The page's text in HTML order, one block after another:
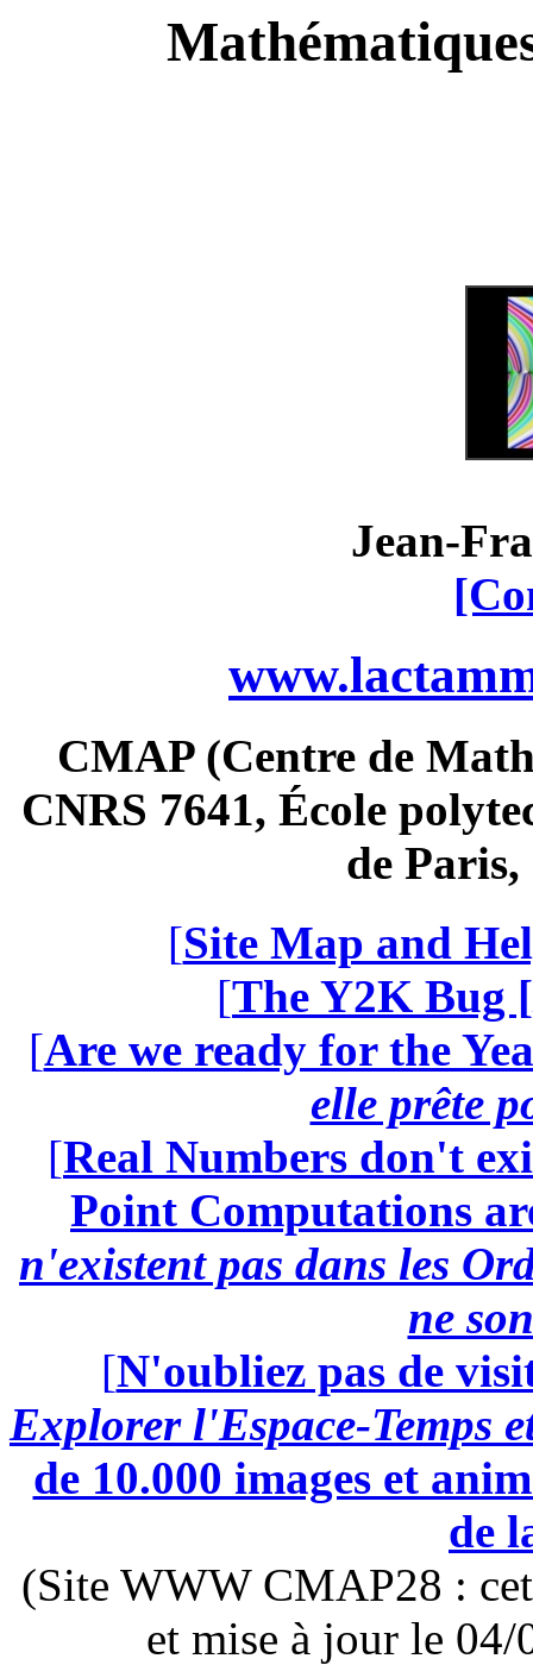
Jean-
CMAP (Centre de
CNRS 7641, École
de
[Site Map and
[The Y2K Bug [
[Are we ready for the
elle prête
[Real Numbers don't
Point Computations
n'existent pas dans les
ne
[N'oubliez pas de
Explorer l'Espace-Temps
de 10.000 images et
de
(Site WWW CMAP28 :
et mise à jour le